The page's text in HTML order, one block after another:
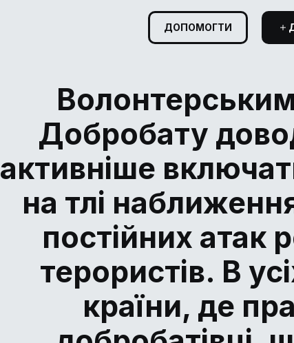
ДОПОМОГТИ
Добробату
активніше
на тлі
постійних атак
терористів. В
країни, де